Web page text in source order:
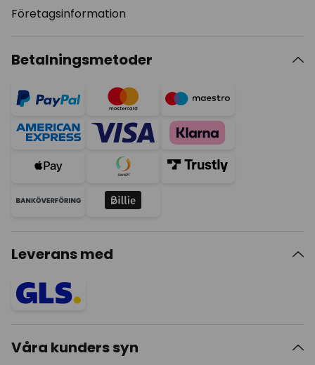
Företagsinformation
Betalningsmetoder
Leverans med
Våra kunders syn